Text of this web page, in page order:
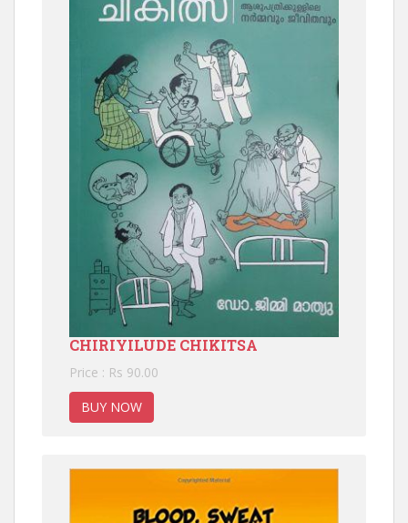
CHIRIYILUDE CHIKITSA
Price : Rs 90.00
BUY NOW